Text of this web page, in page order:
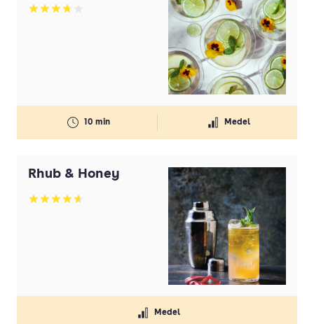
Betyg: 3.73 av 5
10 min Medel
Rhub & Honey
Betyg: 4.67 av 5
Medel